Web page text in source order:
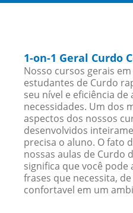
1-on-1 Geral Curdo
Nosso cursos gerais
estudantes de Curdo
seu nível e eficiência
necessidades. Um dos
aspectos dos nossos
desenvolvidos
precisa o aluno. O fato
nossas aulas de Curdo
significa que você pode
frases que necessita,
confortavel em um